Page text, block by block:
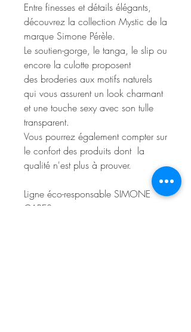
Entre finesses et détails élégants,
découvrez la collection Mystic de la
marque Simone Pérèle.
Le soutien-gorge, le tanga, le slip ou
encore la culotte proposent
des broderies aux motifs naturels
qui vous assurent un look charmant
et une touche sexy avec son tulle
transparent.
Vous pourrez également compter sur
le confort des produits dont la
qualité n'est plus à prouver.
Ligne éco-responsable SIMONE
CARES :